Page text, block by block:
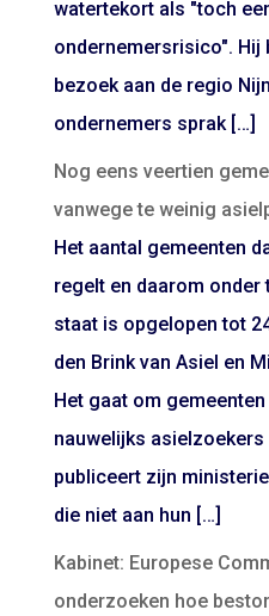
watertekort als "toch
ondernemersrisico". Hij
bezoek aan de regio
ondernemers sprak […]
Nog eens veertien
vanwege te weinig
Het aantal gemeenten
regelt en daarom onder
staat is opgelopen tot
den Brink van Asiel en
Het gaat om
nauwelijks
publiceert zijn
die niet aan hun […]
Kabinet: Europese
onderzoeken hoe